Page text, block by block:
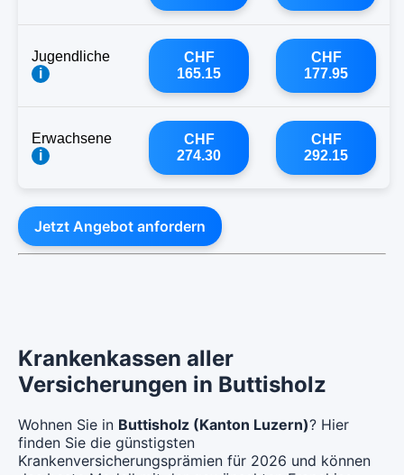
Jugendliche
i
CHF
165.15
CHF
177.95
Erwachsene
i
CHF
274.30
CHF
292.15
Jetzt Angebot anfordern
Krankenkassen aller
Versicherungen in Buttisholz
Wohnen Sie in Buttisholz (Kanton Luzern)? Hier
finden Sie die günstigsten
Krankenversicherungsprämien für 2026 und können